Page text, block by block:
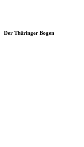
Der Thüringer Bogen